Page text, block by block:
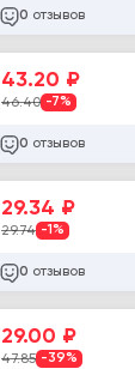
0 отзывов
43.20 ₽
46.40 -7%
0 отзывов
29.34 ₽
29.74 -1%
0 отзывов
29.00 ₽
47.85 -39%